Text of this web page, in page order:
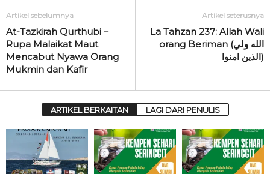
Artikel sebelumnya
At-Tazkirah Qurthubi –
Rupa Malaikat Maut
Mencabut Nyawa Orang
Mukmin dan Kafir
Artikel seterusnya
La Tahzan 237: Allah Wali
orang Beriman (الله ولي
الذين امنوا)
ARTIKEL BERKAITAN LAGI DARI PENULIS